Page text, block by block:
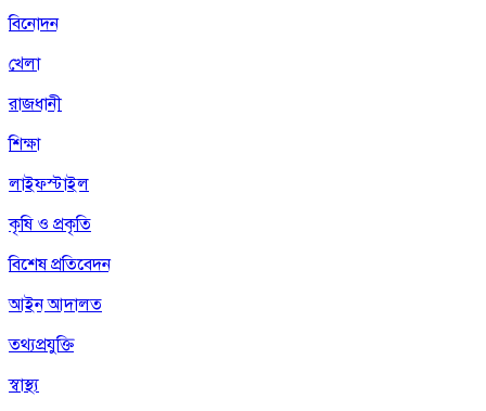
বিনোদন
খেলা
রাজধানী
শিক্ষা
লাইফস্টাইল
কৃষি ও প্রকৃতি
বিশেষ প্রতিবেদন
আইন আদালত
তথ্যপ্রযুক্তি
স্বাস্থ্য